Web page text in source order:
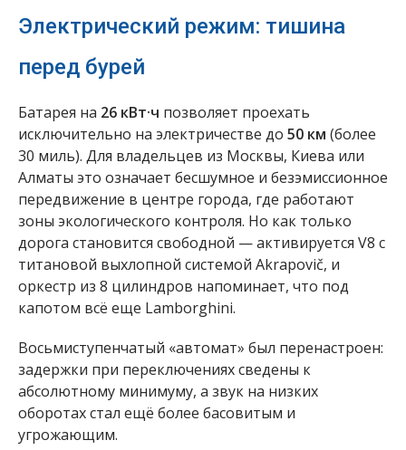
Электрический режим: тишина
перед бурей
Батарея на 26 кВт·ч позволяет проехать
исключительно на электричестве до 50 км (более
30 миль). Для владельцев из Москвы, Киева или
Алматы это означает бесшумное и безэмиссионное
передвижение в центре города, где работают
зоны экологического контроля. Но как только
дорога становится свободной — активируется V8 с
титановой выхлопной системой Akrapovič, и
оркестр из 8 цилиндров напоминает, что под
капотом всё еще Lamborghini.
Восьмиступенчатый «автомат» был перенастроен:
задержки при переключениях сведены к
абсолютному минимуму, а звук на низких
оборотах стал ещё более басовитым и
угрожающим.